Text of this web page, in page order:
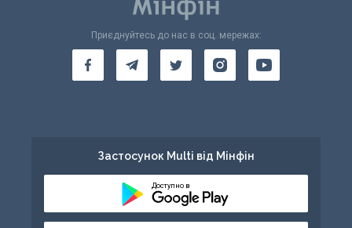
Приєднуйтесь до нас в соц. мережах:
Застосунок Multi від Мінфін
Доступно в